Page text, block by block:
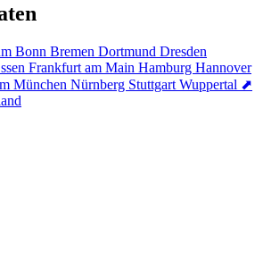
Bonn Bremen Dortmund Dresden
Frankfurt am Main Hamburg Hannover
München Nürnberg Stuttgart Wuppertal ⬈